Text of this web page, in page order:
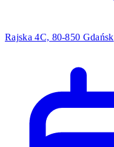
Rajska 4C, 80-850 Gdańsk